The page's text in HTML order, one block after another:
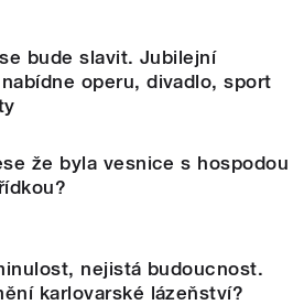
bude slavit. Jubilejní
operu, divadlo, sport
že byla vesnice s hospodou
nejistá budoucnost.
karlovarské lázeňství?